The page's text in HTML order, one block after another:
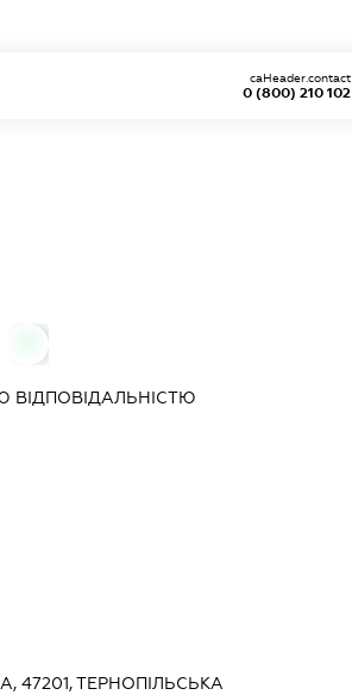
0 (800) 210 102
caHeader.contact
47201, ТЕРНОПІЛЬСЬКА